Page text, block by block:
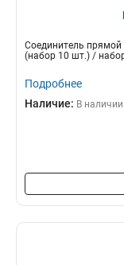
Соединитель прямой
(набор 10 шт.) /
Подробнее
Наличие: В наличии